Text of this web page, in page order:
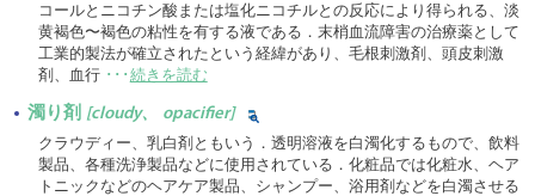
コールとニコチン酸または塩化ニコチルとの反応により得られる、淡
黄褐色〜褐色の粘性を有する液である．末梢血流障害の治療薬として
工業的製法が確立されたという経緯があり、毛根刺激剤、頭皮刺激
剤、血行 ･･･ 続きを読む
濁り剤 [cloudy、 opacifier]
クラウディー、乳白剤ともいう．透明溶液を白濁化するもので、飲料
製品、各種洗浄製品などに使用されている．化粧品では化粧水、ヘア
トニックなどのヘアケア製品、シャンプー、浴用剤などを白濁させる